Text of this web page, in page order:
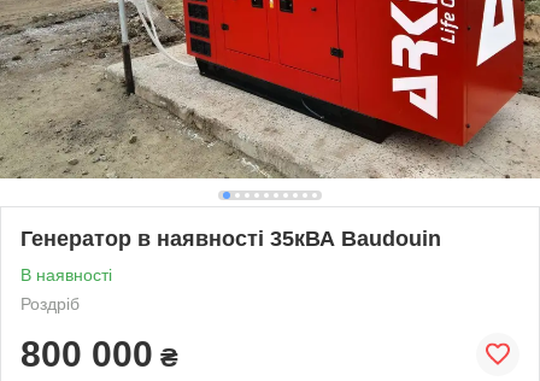
Генератор в наявності 35кВА Baudouin
В наявності
Роздріб
800 000 ₴